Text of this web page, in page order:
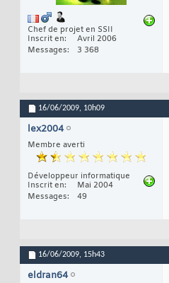
Chef de projet en SSII
Inscrit en
Avril 2006
Messages
3 368
16/06/2009, 10h09
lex2004
Membre averti
Développeur informatique
Inscrit en
Mai 2004
Messages
49
16/06/2009, 15h43
eldran64